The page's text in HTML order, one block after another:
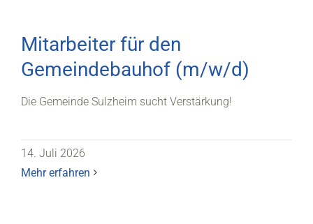
Mitarbeiter für den
Gemeindebauhof (m/w/d)
Die Gemeinde Sulzheim sucht Verstärkung!
14. Juli 2026
Mehr erfahren